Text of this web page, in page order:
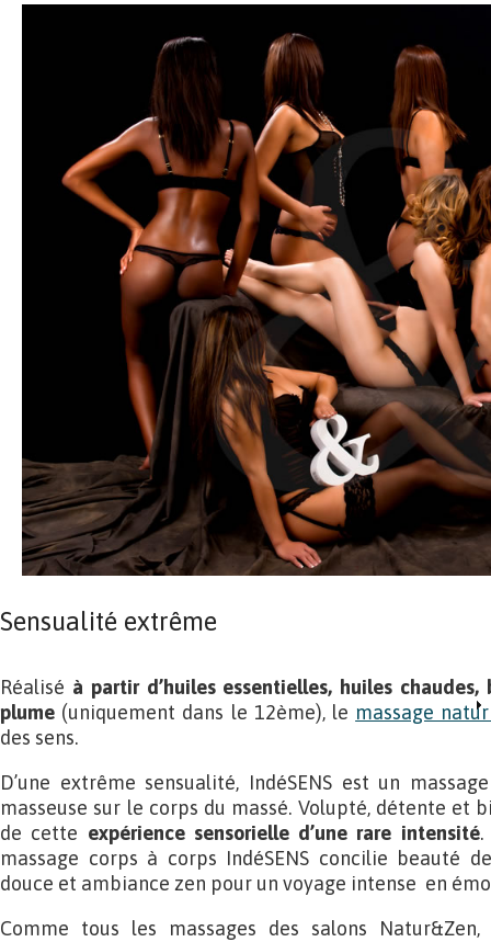
Sensualité extrême
Réalisé à partir d’huiles essentielles, huiles
plume (uniquement dans le 12ème), le massage
des sens.
D’une extrême sensualité, IndéSENS est un
masseuse sur le corps du massé. Volupté, détente et
de cette expérience sensorielle d’une rare intensité.
massage corps à corps IndéSENS concilie beauté
douce et ambiance zen pour un voyage intense en
Comme tous les massages des salons